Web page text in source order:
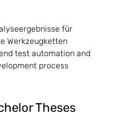
für
Werkzeugketten
test automation and
process
Theses